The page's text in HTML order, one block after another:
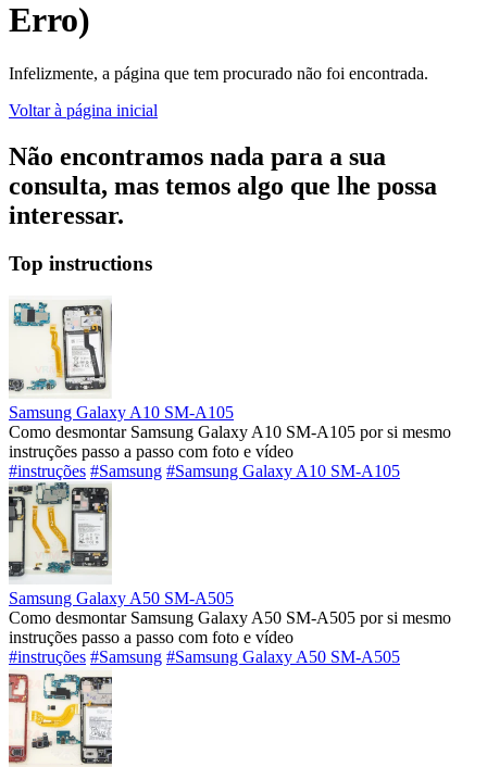
Erro)
Infelizmente, a página que tem procurado não foi encontrada.
Voltar à página inicial
Não encontramos nada para a sua
consulta, mas temos algo que lhe possa
interessar.
Top instructions
Samsung Galaxy A10 SM-A105
Como desmontar Samsung Galaxy A10 SM-A105 por si mesmo
instruções passo a passo com foto e vídeo
#instruções #Samsung #Samsung Galaxy A10 SM-A105
Samsung Galaxy A50 SM-A505
Como desmontar Samsung Galaxy A50 SM-A505 por si mesmo
instruções passo a passo com foto e vídeo
#instruções #Samsung #Samsung Galaxy A50 SM-A505